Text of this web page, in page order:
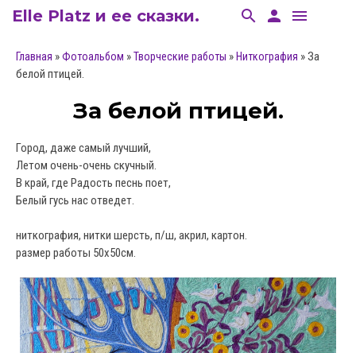
Elle Platz и ее сказки. search person menu
Главная »Фотоальбом »Творческие работы » Ниткография » За
белой птицей.
За белой птицей.
Город, даже самый лучший,
Летом очень-очень скучный.
В край, где Радость песнь поет,
Белый гусь нас отведет.
ниткография, нитки шерсть, п/ш, акрил, картон.
размер работы 50х50см.